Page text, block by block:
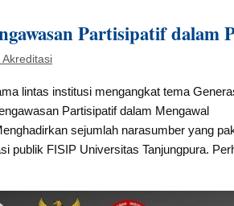
Partisipatif dalam
Akreditasi
lintas institusi mengangkat tema
Partisipatif dalam Mengawal
sejumlah narasumber yang
publik FISIP Universitas Tanjungpura.